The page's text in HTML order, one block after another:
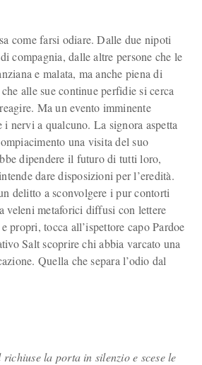
come farsi odiare. Dalle due nipoti
compagnia, dalle altre persone che le
e malata, ma anche piena di
alle sue continue perfidie si cerca
Ma un evento imminente
nervi a qualcuno. La signora aspetta
una visita del suo
dipendere il futuro di tutti loro,
dare disposizioni per l’eredità.
delitto a sconvolgere i pur contorti
veleni metaforici diffusi con lettere
propri, tocca all’ispettore capo Pardoe
Salt scoprire chi abbia varcato una
Quella che separa l’odio dal
la porta in silenzio e scese le